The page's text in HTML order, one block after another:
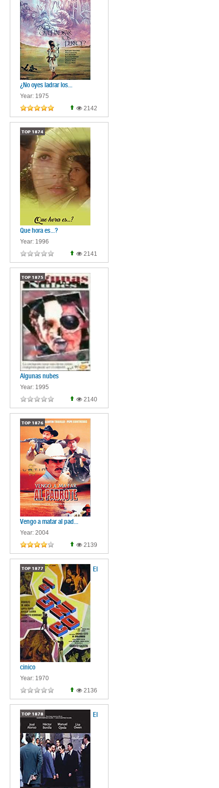
¿No oyes ladrar los...
Year: 1975
2142
TOP 1874
Que hora es...?
Year: 1996
2141
TOP 1875
Algunas nubes
Year: 1995
2140
TOP 1876
Vengo a matar al pad...
Year: 2004
2139
TOP 1877 El
cinico
Year: 1970
2136
TOP 1878 El